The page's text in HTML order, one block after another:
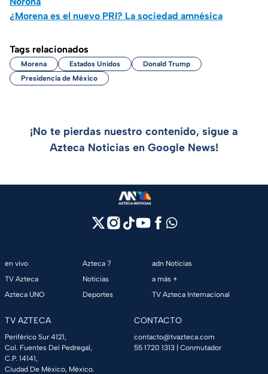
¿Morena es el nuevo PRI? La sociedad amnésica
Tags relacionados
Morena Estados Unidos
Donald Trump
Presidencia de México
¡No te pierdas nuestro contenido, sigue a
Azteca Noticias en Google News!
en vivo
TV Azteca
Azteca UNO
Azteca 7
Noticias
Deportes
adn Noticias
a más +
TV Azteca Internacional
TV AZTECA
Periférico Sur 4121,
Col. Fuentes Del Pedregal,
C.P. 14141,
Ciudad De México, México.
CONTACTO
contacto@tvazteca.com
55 1720 1313 | Conmutador